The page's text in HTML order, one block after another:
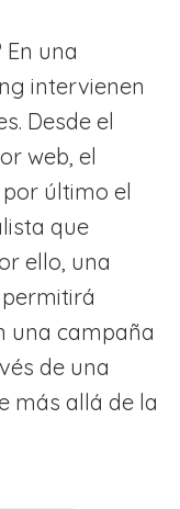
una
intervienen
Desde el
web, el
último el
que
ello, una
permitirá
una campaña
de una
más allá de la